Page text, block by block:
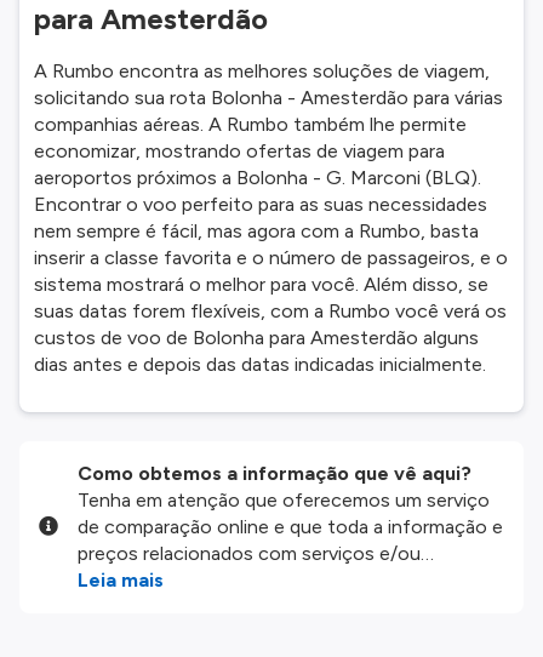
para Amesterdão
A Rumbo encontra as melhores soluções de viagem,
solicitando sua rota Bolonha - Amesterdão para várias
companhias aéreas. A Rumbo também lhe permite
economizar, mostrando ofertas de viagem para
aeroportos próximos a Bolonha - G. Marconi (BLQ).
Encontrar o voo perfeito para as suas necessidades
nem sempre é fácil, mas agora com a Rumbo, basta
inserir a classe favorita e o número de passageiros, e o
sistema mostrará o melhor para você. Além disso, se
suas datas forem flexíveis, com a Rumbo você verá os
custos de voo de Bolonha para Amesterdão alguns
dias antes e depois das datas indicadas inicialmente.
Como obtemos a informação que vê aqui?
Tenha em atenção que oferecemos um serviço
de comparação online e que toda a informação e
preços relacionados com serviços e/ou
produtos disponíveis no nosso website são
Leia mais